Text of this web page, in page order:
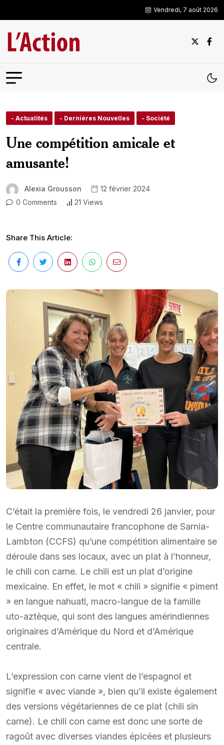
Vendredi, 7 août 2026
- Actualités - Derniéres Nouvelles - Société
Une compétition amicale et
amusante!
Alexia Grousson
12 février 2024
0 Comments
21 Views
Share This Article:
C’était la première fois, le vendredi 26 janvier, pour
le Centre communautaire francophone de Sarnia-
Lambton (CCFS) qu’une compétition alimentaire se
déroule dans ses locaux, avec un plat à l’honneur,
le chili con carne. Le chili est un plat d’origine
mexicaine. En effet, le mot « chili » signifie « piment
» en langue nahuatl, macro-langue de la famille
uto-aztèque, qui sont des langues amérindiennes
originaires d’Amérique du Nord et d’Amérique
centrale.
L’expression con carne vient de l’espagnol et
signifie « avec viande », bien qu’il existe également
des versions végétariennes de ce plat (chili sin
carne). Le chili con carne est donc une sorte de
ragoût avec diverses viandes épicées et plusieurs